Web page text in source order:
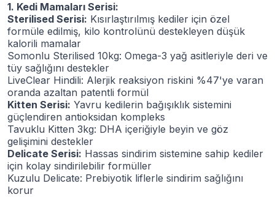
1. Kedi Mamaları Serisi:
Sterilised Serisi: Kısırlaştırılmış kediler için özel
formüle edilmiş, kilo kontrolünü destekleyen düşük
kalorili mamalar
Somonlu Sterilised 10kg: Omega-3 yağ asitleriyle deri ve
tüy sağlığını destekler
LiveClear Hindili: Alerjik reaksiyon riskini %47'ye varan
oranda azaltan patentli formül
Kitten Serisi: Yavru kedilerin bağışıklık sistemini
güçlendiren antioksidan kompleks
Tavuklu Kitten 3kg: DHA içeriğiyle beyin ve göz
gelişimini destekler
Delicate Serisi: Hassas sindirim sistemine sahip kediler
için kolay sindirilebilir formüller
Kuzulu Delicate: Prebiyotik liflerle sindirim sağlığını
korur